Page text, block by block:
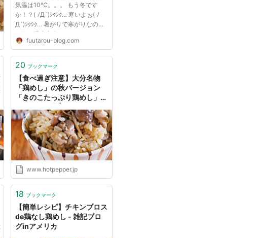
気温は10℃。。。 もう冬です
か！？( ﾉД`)ｼｸｼｸ… 寒いよぉ( ﾉ
Д`)ｼｸｼｸ… 暑がりで寒がりなので
一気に温度変化されるのはきつい
です(´Д｀) さぁ、今日の晩ごはん
す♪ ファミリーマート 鶏めし＆み
ァミリ...
fuutarou-blog.com
20 ブックマーク
【食べ過ぎ注意】大分名物
「鶏めし」の秋バージョン
「きのこたっぷり鶏めし」レ
ーグルメ
www.hotpepper.jp
18 ブックマーク
【簡単レシピ】チキンブロス
de鶏なし鶏めし - 雑記ブロ
グinアメリカ